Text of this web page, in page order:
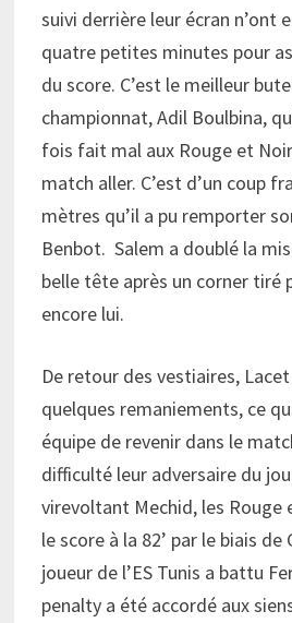
suivi derrière leur écran n’ont
quatre petites minutes pour
du score. C’est le meilleur
championnat, Adil Boulbina,
fois fait mal aux Rouge et
match aller. C’est d’un coup
mètres qu’il a pu remporter
Benbot. Salem a doublé la
belle tête après un corner tiré
encore lui.
De retour des vestiaires,
quelques remaniements, ce
équipe de revenir dans le
difficulté leur adversaire du
virevoltant Mechid, les
le score à la 82’ par le biais de
joueur de l’ES Tunis a battu
penalty a été accordé aux